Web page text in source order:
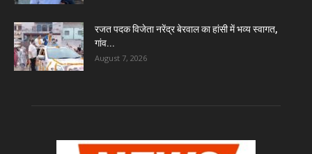
रजत पदक विजेता नरेंद्र बेरवाल का हांसी में भव्य स्वागत,
गांव...
August 7, 2026